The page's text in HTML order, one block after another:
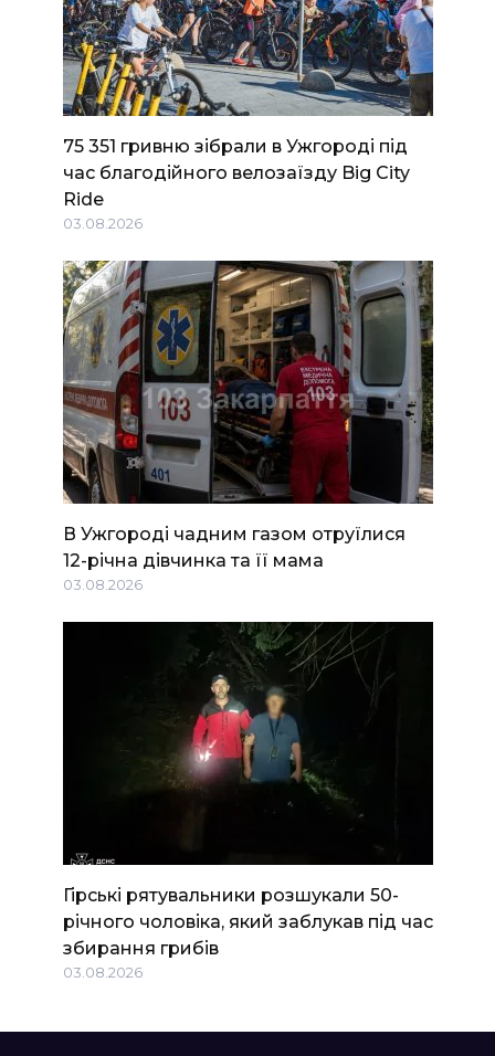
75 351 гривню зібрали в Ужгороді під
час благодійного велозаїзду Big Сity
Ride
03.08.2026
В Ужгороді чадним газом отруїлися
12-річна дівчинка та її мама
03.08.2026
Гірські рятувальники розшукали 50-
річного чоловіка, який заблукав під час
збирання грибів
03.08.2026